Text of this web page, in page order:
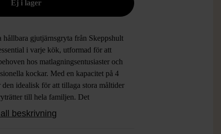
hållbara gjutjärnsgryta från Skeppshult
i varje kök, utformad för att
hos matlagningsentusiaster och
kockar. Med en kapacitet på 4
den idealisk för att tillaga stora måltider
till hela familjen. Det
glaslocket möjliggör enkel
av matlagningen utan att värme
beskrivning